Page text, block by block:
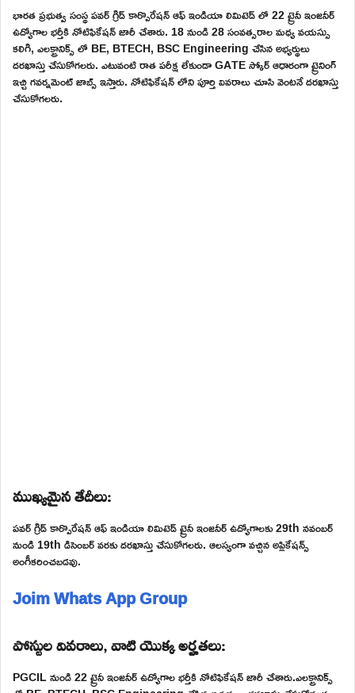
భారత ప్రభుత్వ సంస్థ పవర్ గ్రిడ్ కార్పొరేషన్ ఆఫ్ ఇండియా లిమిటెడ్ లో 22 ట్రైనీ ఇంజనీర్
ఉద్యోగాల భర్తీకి నోటిఫికేషన్ జారీ చేశారు. 18 నుండి 28 సంవత్సరాల మధ్య వయస్సు
కలిగి, ఎలక్ట్రానిక్స్ లో BE, BTECH, BSC Engineering చేసిన అభ్యర్థులు
దరఖాస్తు చేసుకోగలరు. ఎటువంటి రాత పరీక్ష లేకుండా GATE స్కోర్ ఆధారంగా ట్రైనింగ్
ఇచ్చి గవర్నమెంట్ జాబ్స్ ఇస్తారు. నోటిఫికేషన్ లోని పూర్తి వివరాలు చూసి వెంటనే దరఖాస్తు
చేసుకోగలరు.
ముఖ్యమైన తేదీలు:
పవర్ గ్రిడ్ కార్పొరేషన్ ఆఫ్ ఇండియా లిమిటెడ్ ట్రైనీ ఇంజనీర్ ఉద్యోగాలకు 29th నవంబర్
నుండి 19th డిసెంబర్ వరకు దరఖాస్తు చేసుకోగలరు. ఆలస్యంగా వచ్చిన అప్లికేషన్స్
అంగీకరించబడవు.
Joim Whats App Group
పోస్టుల వివరాలు, వాటి యొక్క అర్హతలు:
PGCIL నుండి 22 ట్రైనీ ఇంజనీర్ ఉద్యోగాల భర్తీకి నోటిఫికేషన్ జారీ చేశారు.ఎలక్ట్రానిక్స్